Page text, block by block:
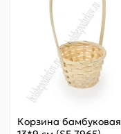
Корзина бамбуковая